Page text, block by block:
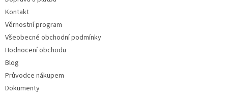
Kontakt
Věrnostní program
Všeobecné obchodní podmínky
Hodnocení obchodu
Blog
Průvodce nákupem
Dokumenty